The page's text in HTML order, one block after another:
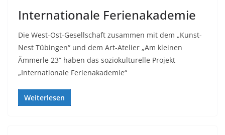
Internationale Ferienakademie
Die West-Ost-Gesellschaft zusammen mit dem „Kunst-
Nest Tübingen“ und dem Art-Atelier „Am kleinen
Ämmerle 23“ haben das soziokulturelle Projekt
„Internationale Ferienakademie“
Weiterlesen